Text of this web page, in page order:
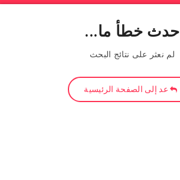
حدث خطأ ما...
لم نعثر على نتائج البحث
عد إلى الصفحة الرئيسية